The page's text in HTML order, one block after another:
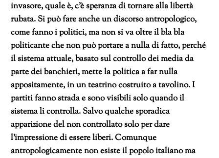
invasore, quale è, c’è speranza di tornare alla libertà
rubata. Si può fare anche un discorso antropologico,
come fanno i politici, ma non si va oltre il bla bla
politicante che non può portare a nulla di fatto, perché
il sistema attuale, basato sul controllo dei media da
parte dei banchieri, mette la politica a far nulla
appositamente, in un teatrino costruito a tavolino. I
partiti fanno strada e sono visibili solo quando il
sistema li controlla. Salvo qualche sporadica
apparizione del non controllato solo per dare
l’impressione di essere liberi. Comunque
antropologicamente non esiste il popolo italiano ma